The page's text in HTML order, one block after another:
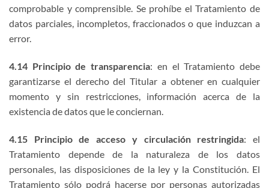
comprobable y comprensible. Se prohíbe el Tratamiento de
datos parciales, incompletos, fraccionados o que induzcan a
error.
4.14 Principio de transparencia: en el Tratamiento debe
garantizarse el derecho del Titular a obtener en cualquier
momento y sin restricciones, información acerca de la
existencia de datos que le conciernan.
4.15 Principio de acceso y circulación restringida: el
Tratamiento depende de la naturaleza de los datos
personales, las disposiciones de la ley y la Constitución. El
Tratamiento sólo podrá hacerse por personas autorizadas